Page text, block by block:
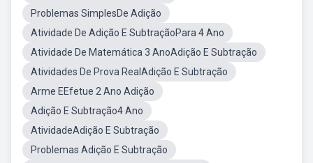
Problemas SimplesDe Adição
Atividade De Adição E SubtraçãoPara 4 Ano
Atividade De Matemática 3 AnoAdição E Subtração
Atividades De Prova RealAdição E Subtração
Arme EEfetue 2 Ano Adição
Adição E Subtração4 Ano
AtividadeAdição E Subtração
Problemas Adição E Subtração